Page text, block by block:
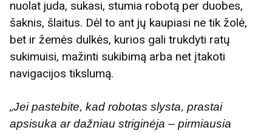
nuolat juda, sukasi, stumia robotą per duobes,
šaknis, šlaitus. Dėl to ant jų kaupiasi ne tik žolė,
bet ir žemės dulkės, kurios gali trukdyti ratų
sukimuisi, mažinti sukibimą arba net įtakoti
navigacijos tikslumą.
„Jei pastebite, kad robotas slysta, prastai
apsisuka ar dažniau striginėja – pirmiausia